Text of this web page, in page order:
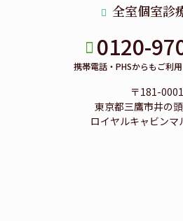
全室個室診
0120-
携帯電話・PHSからもご利用
〒181-0001
東京都三鷹市井の
ロイヤルキャビンマ